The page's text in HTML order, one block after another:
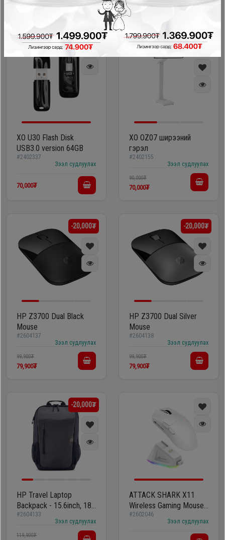
60,000₮ 60,000₮
XO U30 Flash Disk
USB3.0 version 64GB
#2402337
Зээл судлуулах
70,000₮
-20,000₮
XO OZ07 ширээний
гэрэл
#2402155
Зээл судлуулах
90,000₮
70,000₮
-20,000₮
HP Z3700 Dual Black
Mouse
#2604137
Зээл судлуулах
99,900₮
79,900₮
-20,000₮
HP Z3700 Dual Silver
Mouse
#2604138
Зээл судлуулах
99,900₮
79,900₮
-20,000₮
HP Travel Laptop
Backpack - 15.6inch, 18
Liter, Iron Grey
#2604133
Зээл судлуулах
119,900₮
ATTACK SHARK X11
Wireless Gaming Mouse
with Charging Dock
#2602046
Зээл судлуулах